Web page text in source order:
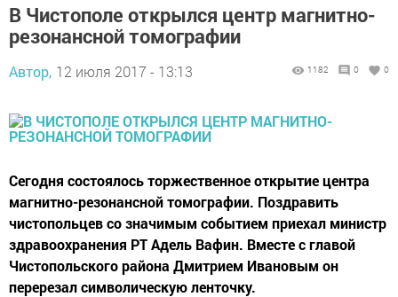
В Чистополе открылся центр магнитно-
резонансной томографии
Автор, 12 июля 2017 - 13:13 1182 0 0
Сегодня состоялось торжественное открытие центра
магнитно-резонансной томографии. Поздравить
чистопольцев со значимым событием приехал министр
здравоохранения РТ Адель Вафин. Вместе с главой
Чистопольского района Дмитрием Ивановым он
перерезал символическую ленточку.